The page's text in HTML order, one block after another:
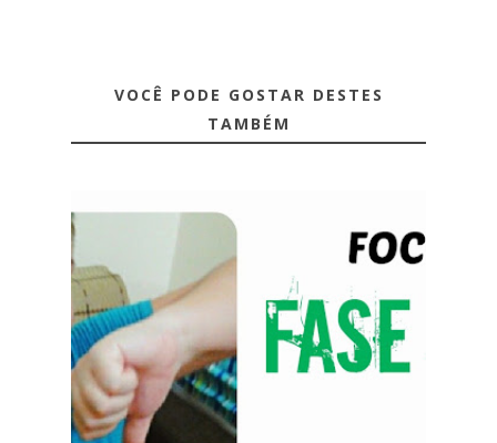
VOCÊ PODE GOSTAR DESTES
TAMBÉM